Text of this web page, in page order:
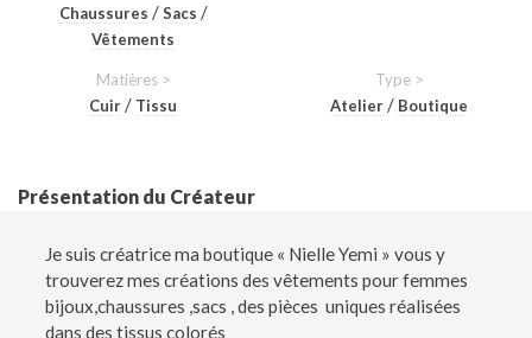
Chaussures /Sacs /
Vêtements
Matières >
Cuir / Tissu
Type >
Atelier / Boutique
Présentation du Créateur
Je suis créatrice ma boutique « Nielle Yemi » vous y
trouverez mes créations des vêtements pour femmes
bijoux,chaussures ,sacs , des pièces uniques réalisées
dans des tissus colorés